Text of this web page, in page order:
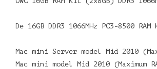
De 16GB DDR3 1066MHz PC3-8500
Mac mini Server model Mid 2010
Mac mini model Mid 2010 (Maximum